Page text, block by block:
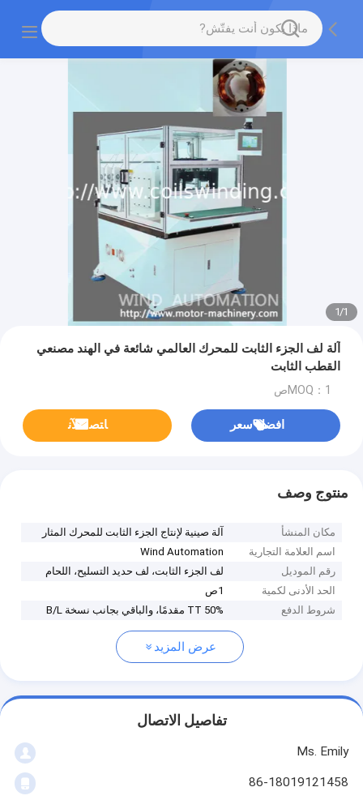
1
/
1
آلة لف الجزء الثابت للمحرك العالمي شائعة في الهند مصنعي
القطب الثابت
MOQ：1ص
افضل سعر ﺎﺘﺼﻟ ﺍﻶﻧ
منتوج وصف
مكان المنشأ
آلة صينية لإنتاج الجزء الثابت للمحرك المثار
اسم العلامة التجارية
Wind Automation
رقم الموديل
لف الجزء الثابت، لف حديد التسليح، اللحام
الحد الأدنى لكمية
1ص
شروط الدفع
50% TT مقدمًا، والباقي بجانب نسخة B/L
عرض المزيد
تفاصيل الاتصال
Ms. Emily
86-18019121458